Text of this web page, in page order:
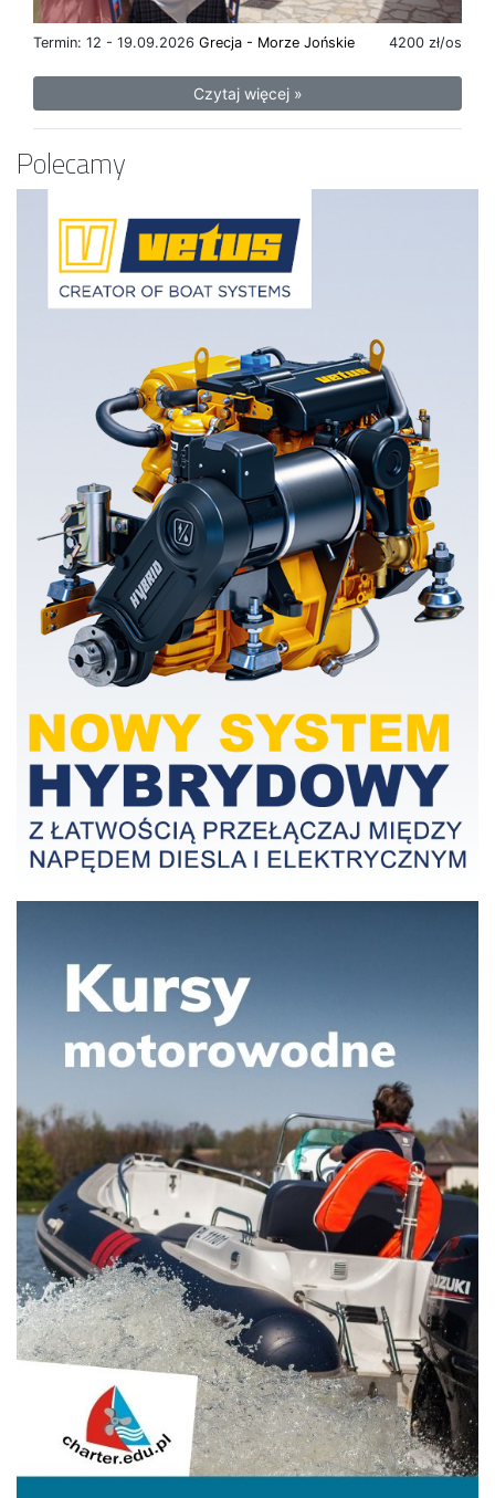
Termin: 12 - 19.09.2026 4200 zł/os
Grecja - Morze Jońskie
Czytaj więcej »
Polecamy